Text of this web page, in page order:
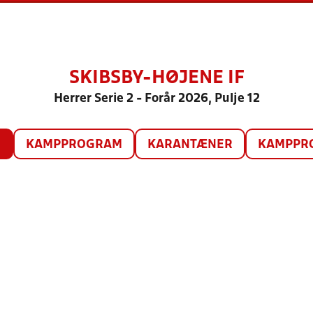
SKIBSBY-HØJENE IF
Herrer Serie 2 - Forår 2026, Pulje 12
KAMPPROGRAM KARANTÆNER